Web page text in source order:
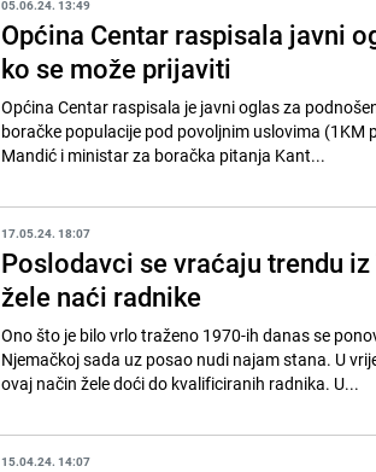
05.06.24. 13:49
Općina Centar raspisala javni
ko se može prijaviti
Općina Centar raspisala je javni oglas za
boračke populacije pod povoljnim uslovima (1KM
Mandić i ministar za boračka pitanja Kant...
17.05.24. 18:07
Poslodavci se vraćaju trendu
žele naći radnike
Ono što je bilo vrlo traženo 1970-ih danas se
Njemačkoj sada uz posao nudi najam stana. U
ovaj način žele doći do kvalificiranih radnika. U...
15.04.24. 14:07